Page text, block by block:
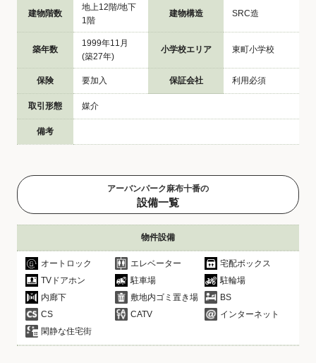
建物階数
地上12階/地下
1階
建物構造 SRC造
築年数
1999年11月
(築27年)
小学校エリア 東町小学校
保険 要加入 保証会社 利用必須
取引形態 媒介
備考
アーバンパーク麻布十番の
設備一覧
物件設備
オートロック エレベーター
宅配ボックス
TVドアホン
駐車場
駐輪場
内廊下
敷地内ゴミ置き場
BS
CS
CATV
インターネット
閑静な住宅街